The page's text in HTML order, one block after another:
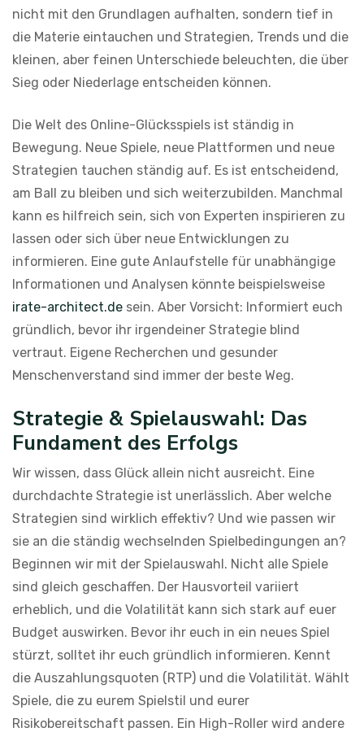
nicht mit den Grundlagen aufhalten, sondern tief in
die Materie eintauchen und Strategien, Trends und die
kleinen, aber feinen Unterschiede beleuchten, die über
Sieg oder Niederlage entscheiden können.
Die Welt des Online-Glücksspiels ist ständig in
Bewegung. Neue Spiele, neue Plattformen und neue
Strategien tauchen ständig auf. Es ist entscheidend,
am Ball zu bleiben und sich weiterzubilden. Manchmal
kann es hilfreich sein, sich von Experten inspirieren zu
lassen oder sich über neue Entwicklungen zu
informieren. Eine gute Anlaufstelle für unabhängige
Informationen und Analysen könnte beispielsweise
irate-architect.de sein. Aber Vorsicht: Informiert euch
gründlich, bevor ihr irgendeiner Strategie blind
vertraut. Eigene Recherchen und gesunder
Menschenverstand sind immer der beste Weg.
Strategie & Spielauswahl: Das
Fundament des Erfolgs
Wir wissen, dass Glück allein nicht ausreicht. Eine
durchdachte Strategie ist unerlässlich. Aber welche
Strategien sind wirklich effektiv? Und wie passen wir
sie an die ständig wechselnden Spielbedingungen an?
Beginnen wir mit der Spielauswahl. Nicht alle Spiele
sind gleich geschaffen. Der Hausvorteil variiert
erheblich, und die Volatilität kann sich stark auf euer
Budget auswirken. Bevor ihr euch in ein neues Spiel
stürzt, solltet ihr euch gründlich informieren. Kennt
die Auszahlungsquoten (RTP) und die Volatilität. Wählt
Spiele, die zu eurem Spielstil und eurer
Risikobereitschaft passen. Ein High-Roller wird andere